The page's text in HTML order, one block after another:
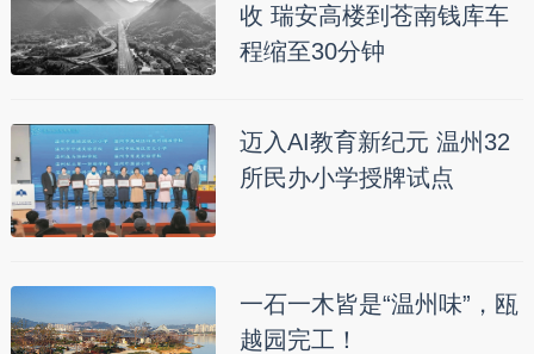
收 瑞安高楼到苍南钱库车
程缩至30分钟
迈入AI教育新纪元 温州32
所民办小学授牌试点
一石一木皆是“温州味”，瓯
越园完工！